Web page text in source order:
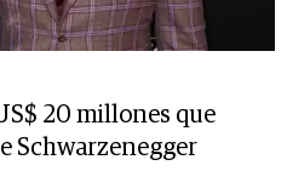
20 millones que
Schwarzenegger